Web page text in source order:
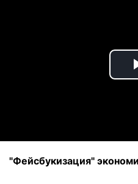
"Фейсбукизация"